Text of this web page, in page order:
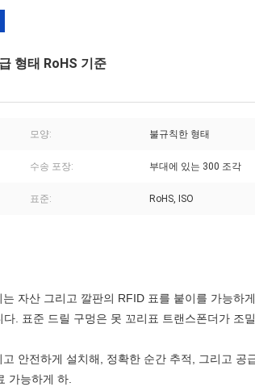
형태 RoHS 기준
모양: 불규칙한 형태
수송 포장: 부대에 있는 300 조각
표준: RoHS, ISO
자산 그리고 깔판의 RFID 표를 붙이를 가능하
. 표준 드릴 구멍은 못 꼬리표 트랜스폰더가 조
안전하게 설치해, 정확한 순간 추적, 그리고 공
가능하게 하.